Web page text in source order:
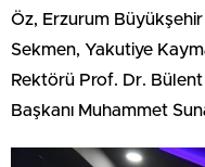
Öz, Erzurum
Sekmen, Yakutiye
Rektörü Prof. Dr.
Başkanı Muhammet